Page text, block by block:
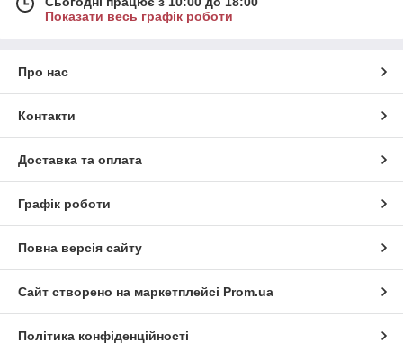
Показати весь графік роботи
Про нас
Контакти
Доставка та оплата
Графік роботи
Повна версія сайту
Сайт створено на маркетплейсі Prom.ua
Політика конфіденційності